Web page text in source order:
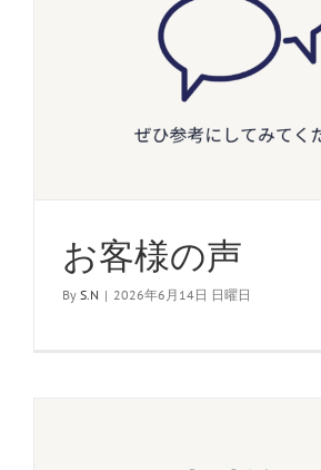
お客様の声
By S.N | 2026年6月14日 日曜日